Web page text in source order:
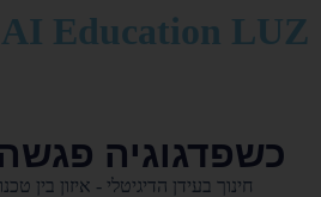
AI Education LUZ
כשפדגוגיה
חינוך בעידן הדיגיטלי - איזון בין